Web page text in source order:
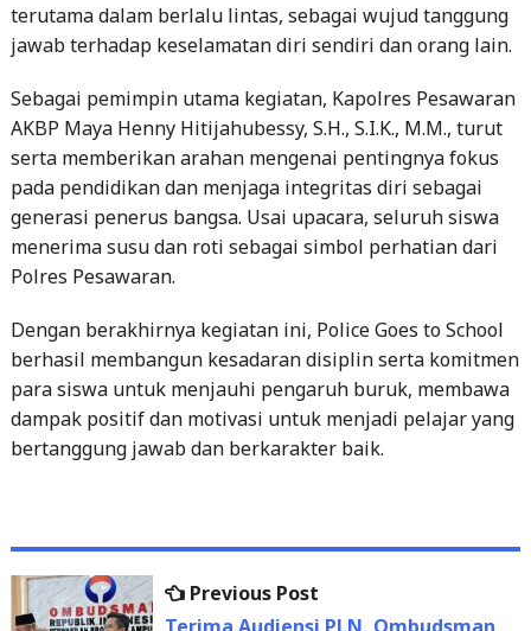
terutama dalam berlalu lintas, sebagai wujud tanggung
jawab terhadap keselamatan diri sendiri dan orang lain.
Sebagai pemimpin utama kegiatan, Kapolres Pesawaran
AKBP Maya Henny Hitijahubessy, S.H., S.I.K., M.M., turut
serta memberikan arahan mengenai pentingnya fokus
pada pendidikan dan menjaga integritas diri sebagai
generasi penerus bangsa. Usai upacara, seluruh siswa
menerima susu dan roti sebagai simbol perhatian dari
Polres Pesawaran.
Dengan berakhirnya kegiatan ini, Police Goes to School
berhasil membangun kesadaran disiplin serta komitmen
para siswa untuk menjauhi pengaruh buruk, membawa
dampak positif dan motivasi untuk menjadi pelajar yang
bertanggung jawab dan berkarakter baik.
Post
Previous Post
post: